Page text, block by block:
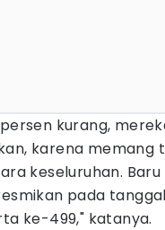
kurang,
karena memang
keseluruhan.
pada
ke-499," katanya.